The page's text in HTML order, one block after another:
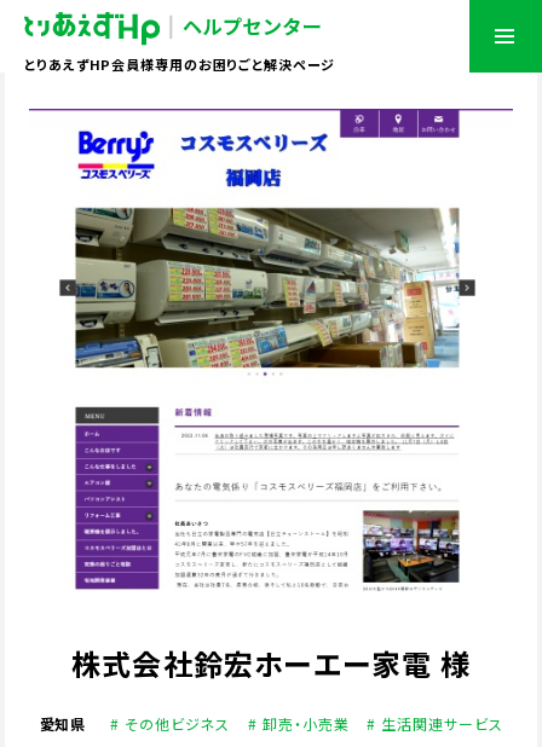
とりあえずHP会員様専用のお困りごと解決ページ
株式会社鈴宏ホーエー家電 様
愛知県 # その他ビジネス # 卸売・小売業 # 生活関連サービス